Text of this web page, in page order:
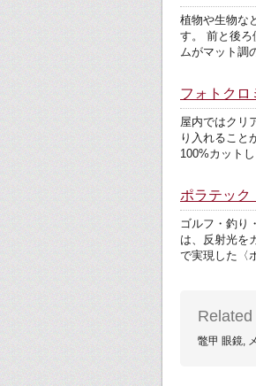
植物や生物な
す。 前と後ろ
ムがマット調
フォトクロ
屋内ではクリ
り入れること
100%カット
ポラテック
ゴルフ・釣り
は、反射光を
で実現した〈
鼈甲 眼鏡,